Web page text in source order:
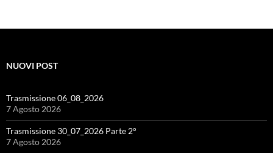
NUOVI POST
Trasmissione 06_08_2026
7 Agosto 2026
Trasmissione 30_07_2026 Parte 2°
7 Agosto 2026